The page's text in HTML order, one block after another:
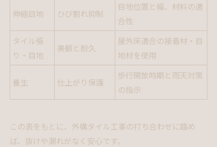
伸縮目地 ひび割れ抑制
目地位置と幅、材料の適
合性
タイル張
り・目地
美観と耐久
屋外床適合の接着材・目
地材を使用
養生 仕上がり保護
歩行開放時期と雨天対策
の指示
この表をもとに、外構タイル工事の打ち合わせに臨め
ば、抜けや漏れがなく安心です。